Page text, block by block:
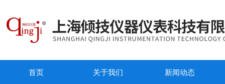
首页 关于我们 新闻动态